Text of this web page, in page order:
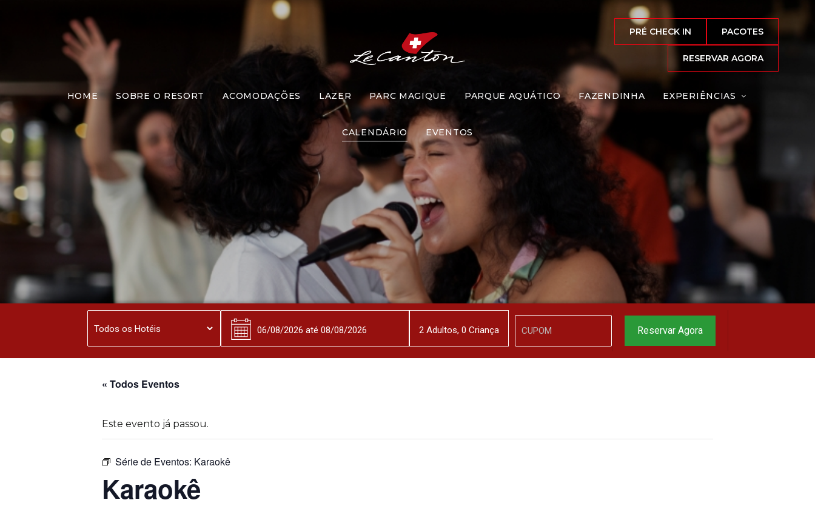
PRÉ CHECK IN PACOTES
RESERVAR AGORA
HOME SOBRE O RESORT ACOMODAÇÕES LAZER PARC MAGIQUE PARQUE AQUÁTICO FAZENDINHA EXPERIÊNCIAS
CALENDÁRIO EVENTOS
Karaokê
« Todos Eventos
Este evento já passou.
Série de Eventos: Karaokê
Karaokê
2Adultos, 0 Criança Reservar Agora